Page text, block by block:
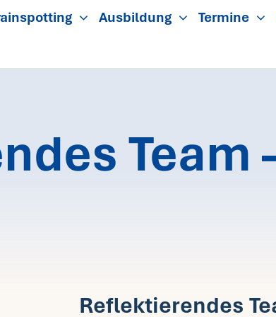
Ausbildung Termine
Team
Reflektierendes